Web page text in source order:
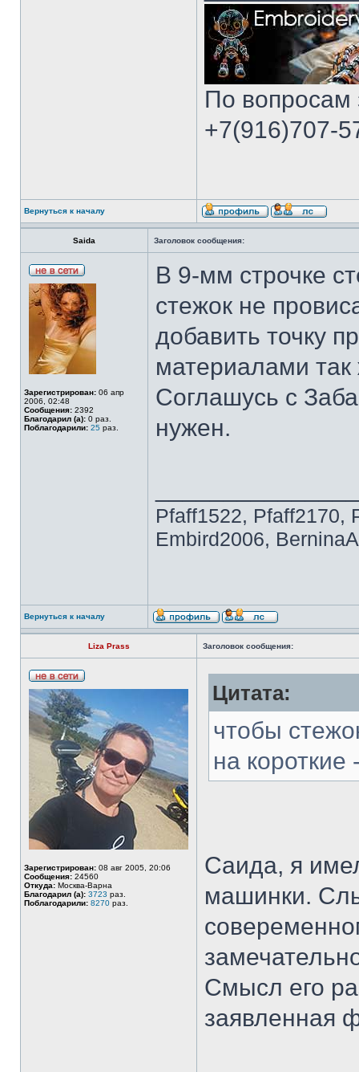
По вопросам
+7(916)707-
Вернуться к началу
Saida Заголовок сообщения:
Зарегистрирован: 06 апр
2006, 02:48
Сообщения: 2392
Благодарил (а): 0 раз.
Поблагодарили: 25 раз.
В 9-мм строчке
стежок не
добавить точку
материалами
Соглашусь с
нужен.
Pfaff1522, Pfaff2170,
Embird2006,
Вернуться к началу
Liza Prass Заголовок сообщения:
Зарегистрирован: 08 авг 2005, 20:06
Сообщения: 24560
Откуда: Москва-Варна
Благодарил (а): 3723 раз.
Поблагодарили: 8270 раз.
Цитата:
чтобы
на короткие
Саида, я
машинки.
Смысл его
заявленная